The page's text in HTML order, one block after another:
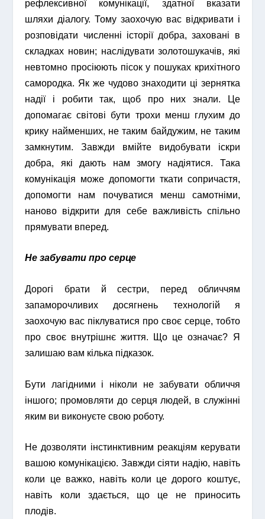
рефлексивної комунікації, здатної вказати
шляхи діалогу. Тому заохочую вас відкривати і
розповідати численні історії добра, заховані в
складках новин; наслідувати золотошукачів, які
невтомно просіюють пісок у пошуках крихітного
самородка. Як же чудово знаходити ці зернятка
надії і робити так, щоб про них знали. Це
допомагає світові бути трохи менш глухим до
крику найменших, не таким байдужим, не таким
замкнутим. Завжди вмійте видобувати іскри
добра, які дають нам змогу надіятися. Така
комунікація може допомогти ткати сопричастя,
допомогти нам почуватися менш самотніми,
наново відкрити для себе важливість спільно
прямувати вперед.
Не забувати про серце
Дорогі брати й сестри, перед обличчям
запаморочливих досягнень технологій я
заохочую вас піклуватися про своє серце, тобто
про своє внутрішнє життя. Що це означає? Я
залишаю вам кілька підказок.
Бути лагідними і ніколи не забувати обличчя
іншого; промовляти до серця людей, в служінні
яким ви виконуєте свою роботу.
Не дозволяти інстинктивним реакціям керувати
вашою комунікацією. Завжди сіяти надію, навіть
коли це важко, навіть коли це дорого коштує,
навіть коли здається, що це не приносить
плодів.